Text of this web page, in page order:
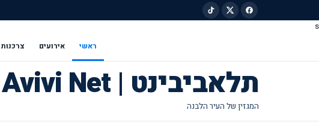
s
ראשי אירועים צרכנות
תלאביבינט | Tel Avivi Net